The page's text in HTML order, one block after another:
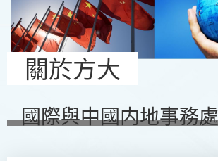
關於方大
國際與中國内地事務處